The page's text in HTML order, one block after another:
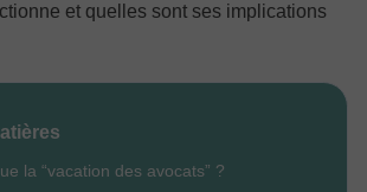
et quelles sont ses implications
la “vacation des avocats” ?